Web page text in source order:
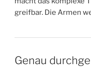
greifbar. Die Armen
Genau